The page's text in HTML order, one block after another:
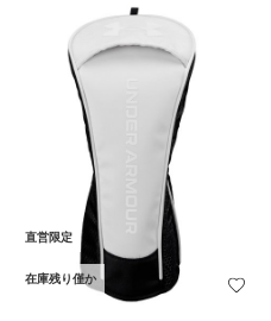
直営限定
在庫残り僅か